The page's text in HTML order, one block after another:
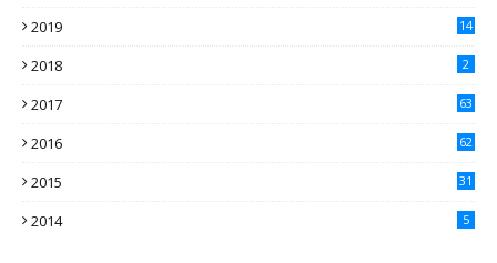
2019 14
2018 2
2017 63
2016
62
2015
31
2014 5